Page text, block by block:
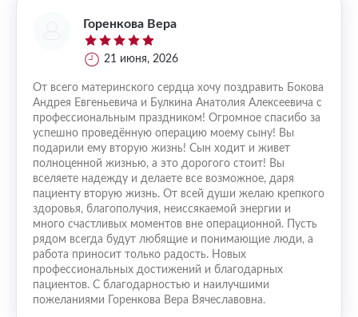
Горенкова Вера
21 июня, 2026
От всего материнского сердца хочу поздравить Бокова
Андрея Евгеньевича и Булкина Анатолия Алексеевича с
профессиональным праздником! Огромное спасибо за
успешно проведённую операцию моему сыну! Вы
подарили ему вторую жизнь! Сын ходит и живет
полноценной жизнью, а это дорогого стоит! Вы
вселяете надежду и делаете все возможное, даря
пациенту вторую жизнь. От всей души желаю крепкого
здоровья, благополучия, неиссякаемой энергии и
много счастливых моментов вне операционной. Пусть
рядом всегда будут любящие и понимающие люди, а
работа приносит только радость. Новых
профессиональных достижений и благодарных
пациентов. С благодарностью и наилучшими
пожеланиями Горенкова Вера Вячеславовна.